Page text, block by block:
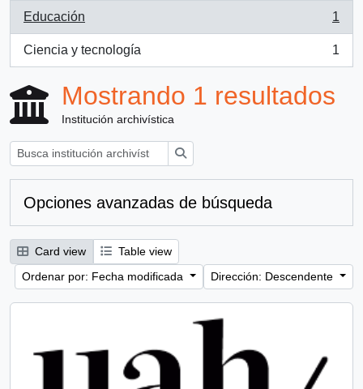
Educación
, 1 resultados
1
Ciencia y tecnología
, 1 resultados
1
Mostrando 1 resultados
Institución archivística
Opciones avanzadas de búsqueda
Card view
Table view
Ordenar por: Fecha modificada
Dirección: Descendente